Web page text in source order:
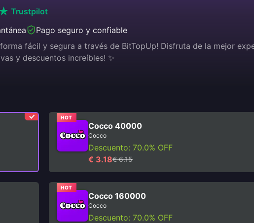
Trustpilot
Pago seguro y confiable
fácil y segura a través de BitTopUp! Disfruta de la mejor
y descuentos increíbles! ✨
HOT
Cocco 40000
Cocco
Descuento: 70.0% OFF
€ 3.18€ 6.15
HOT
Cocco 160000
Cocco
Descuento: 70.0% OFF